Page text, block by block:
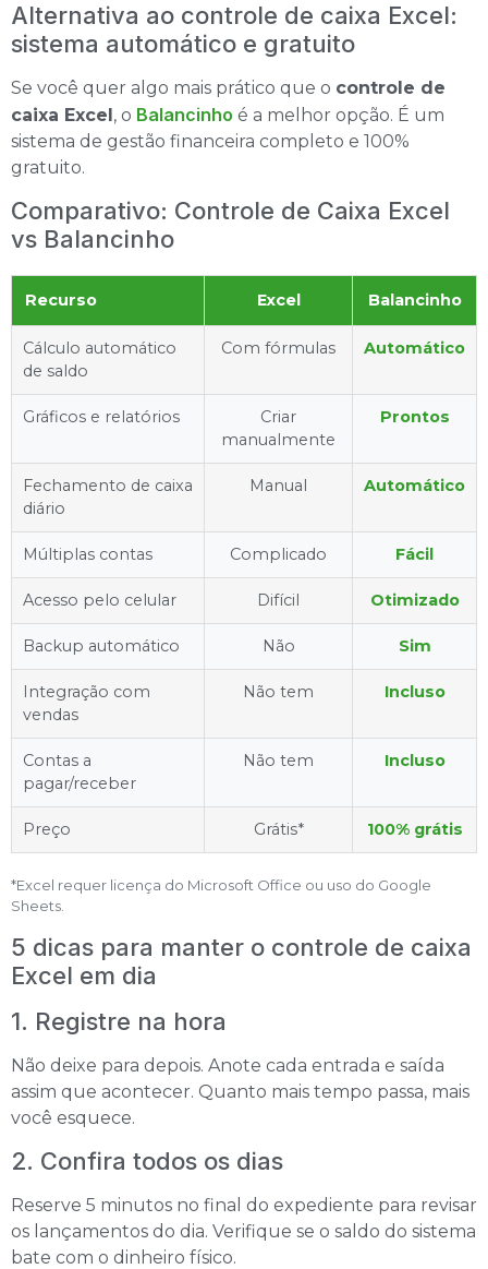
Alternativa ao controle de caixa Excel:
sistema automático e gratuito
Se você quer algo mais prático que o controle de
caixa Excel, o Balancinho é a melhor opção. É um
sistema de gestão financeira completo e 100%
gratuito.
Comparativo: Controle de Caixa Excel
vs Balancinho
Recurso Excel Balancinho
Cálculo automático
de saldo
Com fórmulas Automático
Gráficos e relatórios
Criar
manualmente
Prontos
Fechamento de caixa
diário
Manual Automático
Múltiplas contas Complicado Fácil
Acesso pelo celular Difícil Otimizado
Backup automático Não Sim
Integração com
vendas
Não tem Incluso
Contas a
pagar/receber
Não tem Incluso
Preço Grátis* 100% grátis
*Excel requer licença do Microsoft Office ou uso do Google
Sheets.
5 dicas para manter o controle de caixa
Excel em dia
1. Registre na hora
Não deixe para depois. Anote cada entrada e saída
assim que acontecer. Quanto mais tempo passa, mais
você esquece.
2. Confira todos os dias
Reserve 5 minutos no final do expediente para revisar
os lançamentos do dia. Verifique se o saldo do sistema
bate com o dinheiro físico.